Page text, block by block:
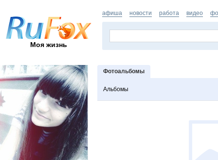
Моя жизнь
афиша новости работа видео
Фотоальбомы
Альбомы